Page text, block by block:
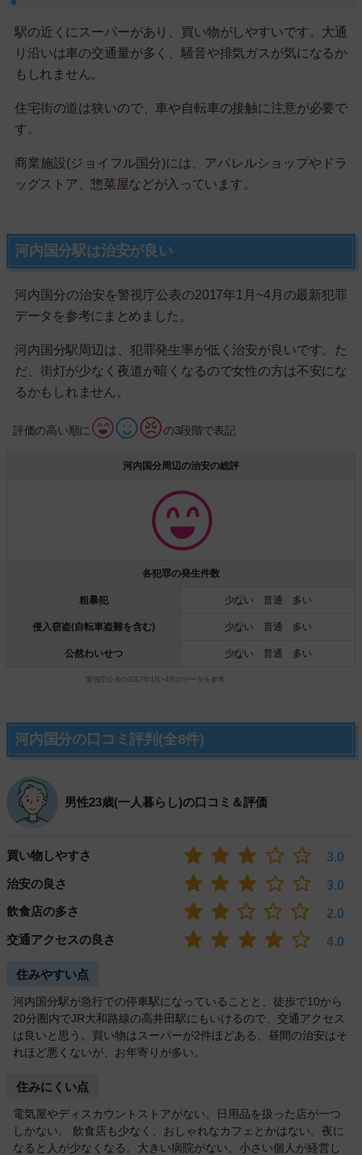
駅の近くにスーパーがあり、買い物がしやすいです。大通
り沿いは車の交通量が多く、騒音や排気ガスが気になるか
もしれません。
住宅街の道は狭いので、車や自転車の接触に注意が必要で
す。
商業施設(ジョイフル国分)には、アパレルショップやドラ
ッグストア、惣菜屋などが入っています。
河内国分駅は治安が良い
河内国分の治安を警視庁公表の2017年1月~4月の最新犯罪
データを参考にまとめました。
河内国分駅周辺は、犯罪発生率が低く治安が良いです。た
だ、街灯が少なく夜道が暗くなるので女性の方は不安にな
るかもしれません。
評価の高い順に の3段階で表記
河内国分周辺の治安の総評
各犯罪の発生件数
粗暴犯 少ない 普通 多い
侵入窃盗(自転車盗難を含む) 少ない 普通 多い
公然わいせつ 少ない 普通 多い
警視庁公表の2017年1月~4月のデータを参考
河内国分の口コミ評判(全8件)
男性23歳(一人暮らし)の口コミ＆評価
買い物しやすさ
3.0
治安の良さ
3.0
飲食店の多さ
2.0
交通アクセスの良さ
4.0
住みやすい点
河内国分駅が急行での停車駅になっていることと、徒歩で10から
20分圏内でJR大和路線の高井田駅にもいけるので、交通アクセス
は良いと思う。買い物はスーパーが2件ほどある。昼間の治安はそ
れほど悪くないが、お年寄りが多い。
住みにくい点
電気屋やディスカウントストアがない。日用品を扱った店が一つ
しかない。 飲食店も少なく、おしゃれなカフェとかはない。夜に
なると人が少なくなる。大きい病院がない。小さい個人が経営し